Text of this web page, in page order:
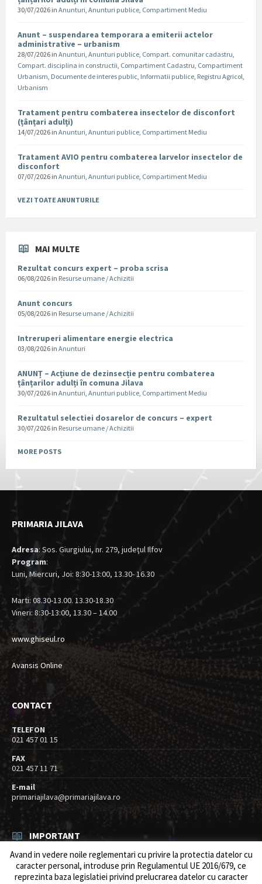
30/07/2026 in Anunturi, Anunturi publice, Compartiment Mediu
Anunt – suspendarea temporara a emiterii actelor
administrative – urbanism
28/07/2026 in Anunturi, Anunturi publice, Compart. comunitar cadastru,
Compart. disciplina in constructii, Compartiment Cadastru, Compartiment
Urbanism, Documente de interes public, Informatii publice, Registru Agricol,
Urbanism
Tratament pentru combaterea insectelor de disconfort
(țânțari adulți)
14/07/2026 in Anunturi, Anunturi publice, Compartiment Mediu
Tratament AVIO pentru combaterea larvelor insectelor de
disconfort
07/07/2026 in Anunturi, Anunturi publice, Compartiment Mediu
VEZI TOATE ANUNTURILE
MAI MULTE
Rezultat concurs expert – proba scrisa
06/08/2026 in Resurse umane / Achizitii
Anunt concurs
05/08/2026 in Resurse umane / Achizitii
Intreruperi alimentare energie electrica
03/08/2026 in Anunturi
ANUNȚ – Acțiune de dezinsecție pentru combaterea
țânțarilor adulți în comuna Jilava
30/07/2026 in Anunturi, Anunturi publice, Compartiment Mediu
Rezultatul selectiei dosarelor de concurs – expert
30/07/2026 in Resurse umane / Achizitii
MORE POSTS
PRIMARIA JILAVA
Adresa: Sos. Giurgiului, nr. 279, judeţul Ilfov
Program:
Luni, Miercuri, Joi: 8:30-13:00, 13.30- 16.30
Marti: 08.30-13.00. 13.30-18.30
Vineri: 8:30-13:00, 13.30 – 14.00
www.ghiseul.ro
Avansis Online
CONTACT
TELEFON
021 457 01 15
FAX
021 457 11 71
E-mail
primariajilava@primariajilava.ro
IMPORTANT
Rezultat concurs expert – proba scrisa
06/08/2026 inResurse umane / Achizitii
Avand in vedere noile reglementari cu privire la protectia datelor cu
caracter personal, introduse prin Regulamentul UE 2016/679, ce
reprezinta baza legislatiei privind prelucrarea datelor cu caracter